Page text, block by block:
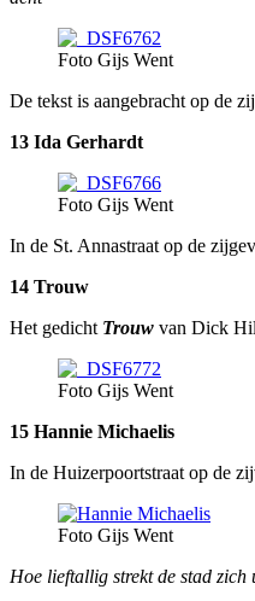
Foto Gijs Went
De tekst is aangebracht op de
13 Ida Gerhardt
Foto Gijs Went
In de St. Annastraat op de
14 Trouw
Het gedicht Trouw van Dick
Foto Gijs Went
15 Hannie Michaelis
In de Huizerpoortstraat op de
Foto Gijs Went
Hoe lieftallig strekt de stad